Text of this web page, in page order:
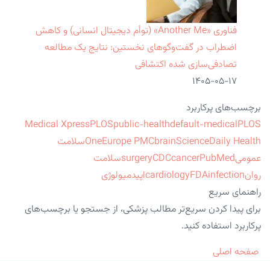
فناوری «Another Me» (توأم دیجیتال انسانی) و کاهش
اضطراب در گفت‌وگوهای نخستین: نتایج یک مطالعه
تصادفی‌سازی شده اکتشافی
۱۴۰۵-۰۵-۱۷
برچسب‌های پرکاربرد
Medical XpressPLOSpublic-healthdefault-medicalPLOS
OneEurope PMCbrainScienceDaily Health
سلامت
عمومی
surgeryCDCcancerPubMed
سلامت
روان
cardiologyFDAinfection
اپیدمیولوژی
راهنمای سریع
برای پیدا کردن سریع‌تر مطالب پزشکی، از جستجو یا برچسب‌های
پرکاربرد استفاده کنید.
صفحه اصلی